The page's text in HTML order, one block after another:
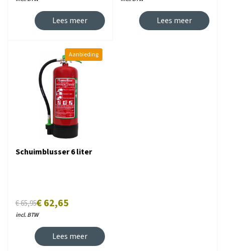
Lees meer Lees meer
Aanbieding
Schuimblusser 6 liter
€ 65,95€ 62,65
incl. BTW
Lees meer